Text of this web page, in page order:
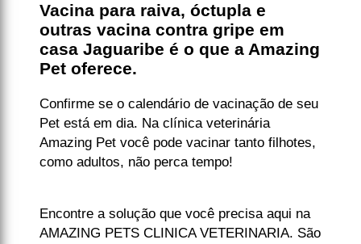
Vacina para raiva, óctupla e
outras vacina contra gripe em
casa Jaguaribe é o que a Amazing
Pet oferece.
Confirme se o calendário de vacinação de seu
Pet está em dia. Na clínica veterinária
Amazing Pet você pode vacinar tanto filhotes,
como adultos, não perca tempo!
Encontre a solução que você precisa aqui na
AMAZING PETS CLINICA VETERINARIA. São